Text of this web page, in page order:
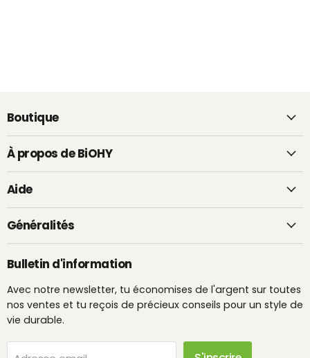
Boutique
À propos de BiOHY
Aide
Généralités
Bulletin d'information
Avec notre newsletter, tu économises de l'argent sur toutes
nos ventes et tu reçois de précieux conseils pour un style de
vie durable.